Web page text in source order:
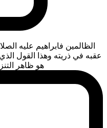
الظالمين فابراهيم عليه
عقبه في ذريته وهذا القول
هو ظاهر